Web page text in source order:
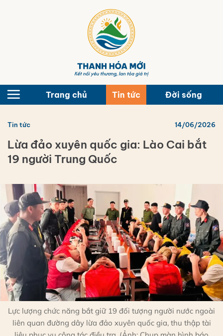
Trang chủ Tin tức Đời sống
Tin tức 14/06/2026
Lừa đảo xuyên quốc gia: Lào Cai bắt
19 người Trung Quốc
Lực lượng chức năng bắt giữ 19 đối tượng người nước ngoài
liên quan đường dây lừa đảo xuyên quốc gia, thu thập tài